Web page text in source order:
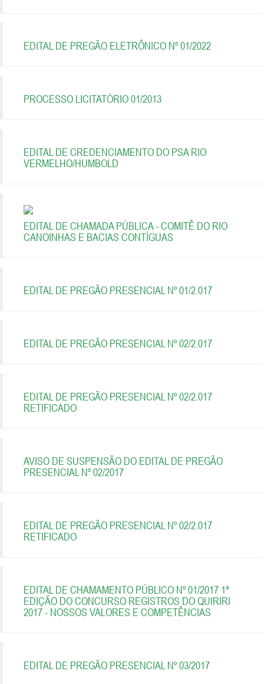
EDITAL DE PREGÃO ELETRÔNICO Nº 01/2022
PROCESSO LICITATÓRIO 01/2013
EDITAL DE CREDENCIAMENTO DO PSA RIO
VERMELHO/HUMBOLD
EDITAL DE CHAMADA PÚBLICA - COMITÊ DO RIO
CANOINHAS E BACIAS CONTÍGUAS
EDITAL DE PREGÃO PRESENCIAL Nº 01/2.017
EDITAL DE PREGÃO PRESENCIAL Nº 02/2.017
EDITAL DE PREGÃO PRESENCIAL Nº 02/2.017
RETIFICADO
AVISO DE SUSPENSÃO DO EDITAL DE PREGÃO
PRESENCIAL Nº 02/2017
EDITAL DE PREGÃO PRESENCIAL Nº 02/2.017
RETIFICADO
EDITAL DE CHAMAMENTO PÚBLICO Nº 01/2017 1ª
EDIÇÃO DO CONCURSO REGISTROS DO QUIRIRI
2017 - NOSSOS VALORES E COMPETÊNCIAS
EDITAL DE PREGÃO PRESENCIAL Nº 03/2017